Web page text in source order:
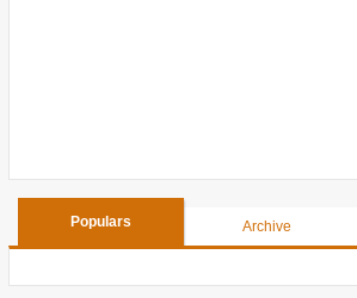
Populars Archive